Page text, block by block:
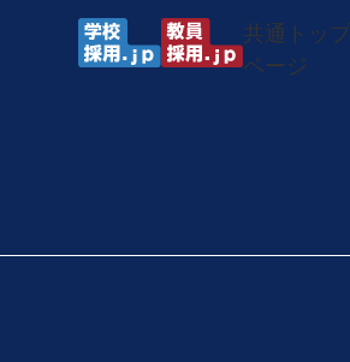
共通トップ
ページ